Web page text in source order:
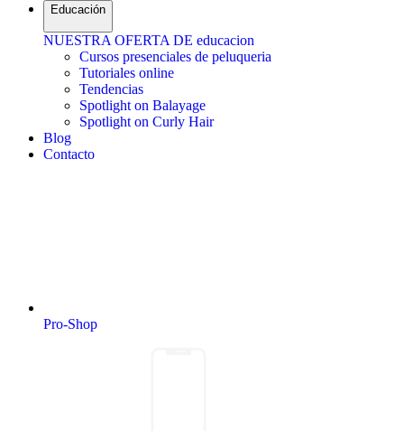
Educación
NUESTRA OFERTA DE educacion
Cursos presenciales de peluqueria
Tutoriales online
Tendencias
Spotlight on Balayage
Spotlight on Curly Hair
Blog
Contacto
Pro-Shop